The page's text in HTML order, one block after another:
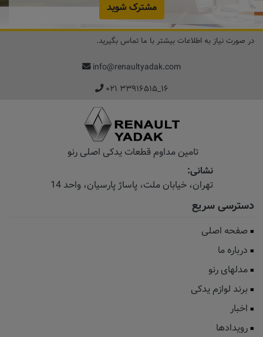
مشترک شوید
در صورت نیاز به اطلاعات بیشتر با ما تماس بگیرید.
info@renaultyadak.com
۰۲۱ ۳۳۹۱۶۵۱۵_۱۶
تامین مداوم قطعات یدکی اصلی رنو
نشانی:
تهران، خیابان‌ ملت، پاساژ‌ پارسیان، واحد 14
دسترسی سریع
صفحه اصلی
درباره ما
مدلهای رنو
برند لوازم یدکی
اخبار
رویدادها